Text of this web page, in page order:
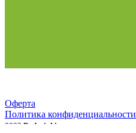
Оферта
Политика конфиденциальности
2022 Podosinki-center